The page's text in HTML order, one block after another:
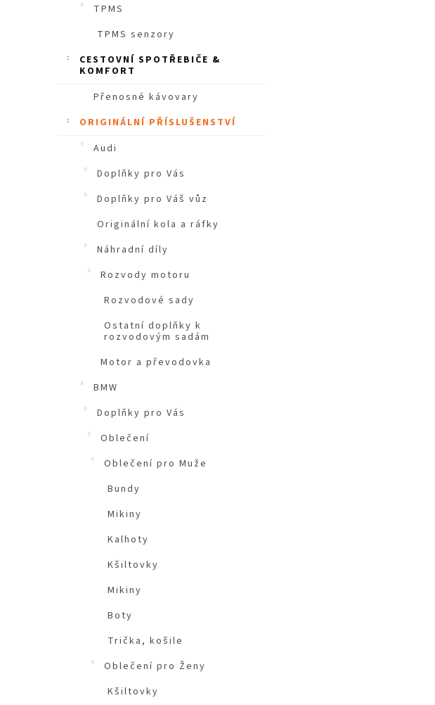
TPMS
TPMS senzory
CESTOVNÍ SPOTŘEBIČE &
KOMFORT
Přenosné kávovary
ORIGINÁLNÍ PŘÍSLUŠENSTVÍ
Audi
Doplňky pro Vás
Doplňky pro Váš vůz
Originální kola a ráfky
Náhradní díly
Rozvody motoru
Rozvodové sady
Ostatní doplňky k
rozvodovým sadám
Motor a převodovka
BMW
Doplňky pro Vás
Oblečení
Oblečení pro Muže
Bundy
Mikiny
Kalhoty
Kšiltovky
Mikiny
Boty
Trička, košile
Oblečení pro Ženy
Kšiltovky